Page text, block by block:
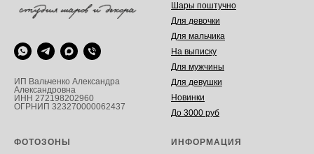
ИП Вальченко Александра
Александровна
ИНН 272198202960
ОГРНИП 323270000062437
Шары поштучно
Для девочки
Для мальчика
На выписку
Для мужчины
Для девушки
Новинки
До 3000 руб
ФОТОЗОНЫ ИНФОРМАЦИЯ